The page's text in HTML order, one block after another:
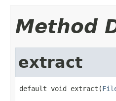
Method
extract
default void extract(